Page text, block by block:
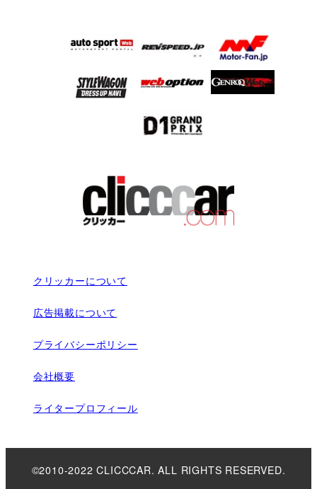
クリッカーについて
広告掲載について
プライバシーポリシー
会社概要
ライタープロフィール
©2010-2022 CLICCCAR. ALL RIGHTS RESERVED.